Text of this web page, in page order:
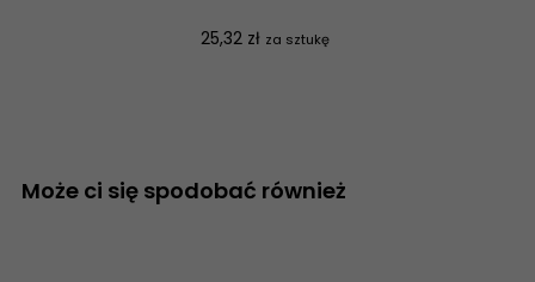
Cena
25,32 zł za sztukę
Może ci się spodobać również